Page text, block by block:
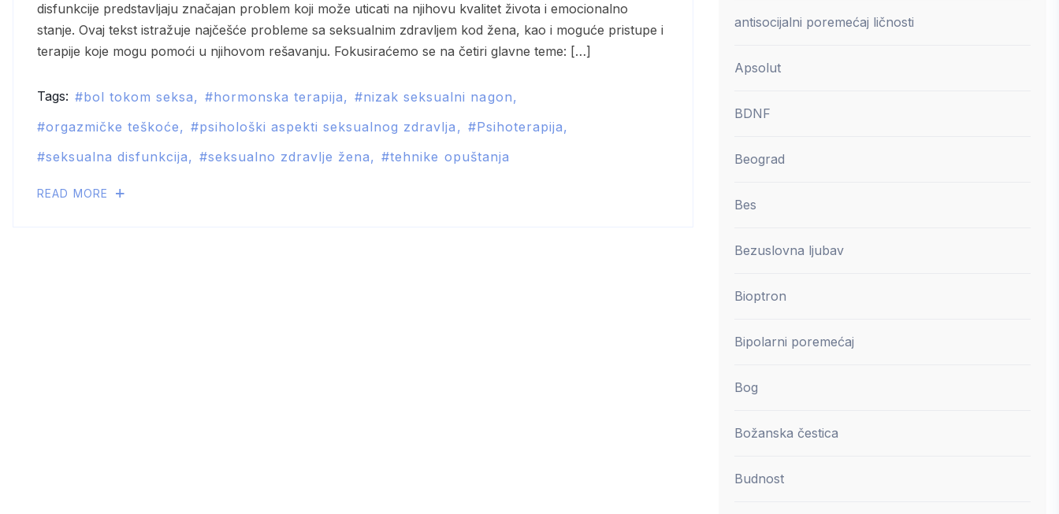
disfunkcije predstavljaju značajan problem koji može uticati na njihovu kvalitet života i emocionalno
stanje. Ovaj tekst istražuje najčešće probleme sa seksualnim zdravljem kod žena, kao i moguće pristupe i
terapije koje mogu pomoći u njihovom rešavanju. Fokusiraćemo se na četiri glavne teme: […]
Tags: bol tokom seksa hormonska terapija
nizak seksualni nagon
orgazmičke teškoće
psihološki aspekti seksualnog zdravlja
Psihoterapija
seksualna disfunkcija
seksualno zdravlje žena tehnike opuštanja
READ MORE
antisocijalni poremećaj ličnosti
Apsolut
BDNF
Beograd
Bes
Bezuslovna ljubav
Bioptron
Bipolarni poremećaj
Bog
Božanska čestica
Budnost